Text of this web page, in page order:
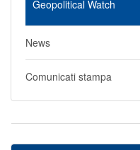
Geopolitical Watch
News
Comunicati stampa